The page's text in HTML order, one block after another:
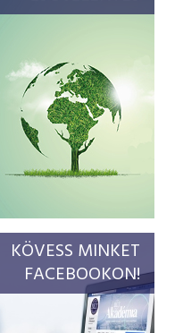
KÖVESS MINKET
FACEBOOKON!